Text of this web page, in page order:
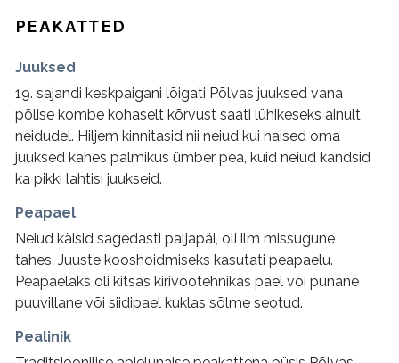
PEAKATTED
Juuksed
19. sajandi keskpaigani lõigati Põlvas juuksed vana
põlise kombe kohaselt kõrvust saati lühikeseks ainult
neidudel. Hiljem kinnitasid nii neiud kui naised oma
juuksed kahes palmikus ümber pea, kuid neiud kandsid
ka pikki lahtisi juukseid.
Peapael
Neiud käisid sagedasti paljapäi, oli ilm missugune
tahes. Juuste kooshoidmiseks kasutati peapaelu.
Peapaelaks oli kitsas kirivöötehnikas pael või punane
puuvillane või siidipael kuklas sõlme seotud.
Pealinik